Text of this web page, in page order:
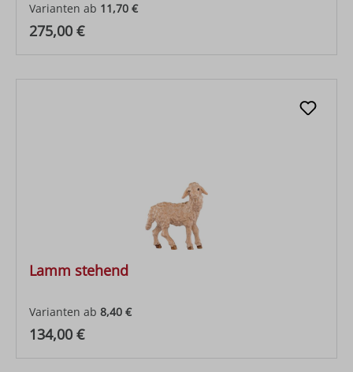
Varianten ab 11,70 €
Regulärer Preis:
275,00 €
Lamm stehend
Varianten ab 8,40 €
Regulärer Preis:
134,00 €